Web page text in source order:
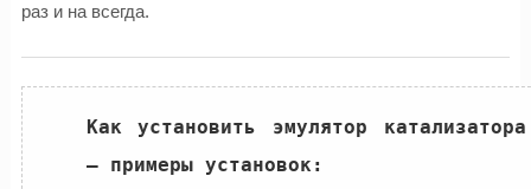
раз и на всегда.
Как установить эмулятор катализатора